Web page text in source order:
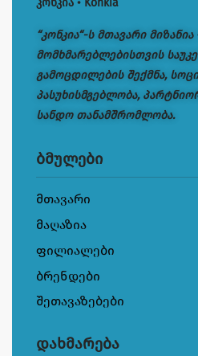
“კონკია“-ს მთავარი მიზანია
მომხმარებლებისთვის
გამოცდილების შექმნა,
პასუხისმგებლობა,
სანდო თანამშრომლობა.
ბმულები
მთავარი
მაღაზია
ფილიალები
ბრენდები
შეთავაზებები
დახმარება